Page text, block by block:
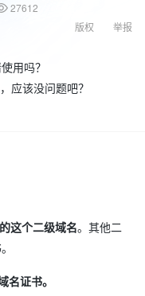
27612
举报
版权
用吗？
应该没问题吧？
这个二级域名。其他二
名证书。